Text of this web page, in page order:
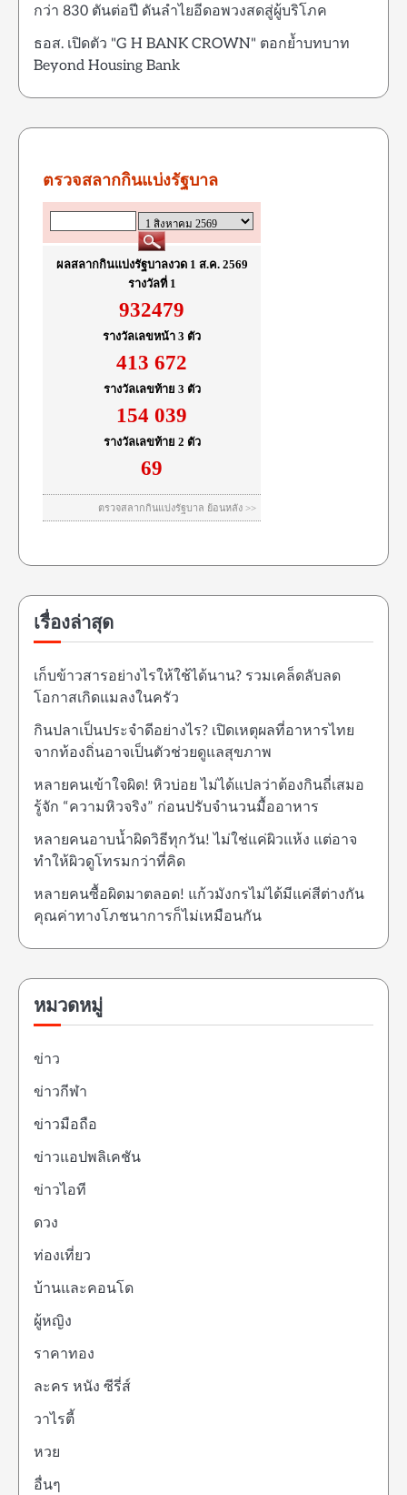
กว่า 830 ตันต่อปี ดันลำไยอีดอพวงสดสู่ผู้บริโภค
ธอส. เปิดตัว "G H BANK CROWN" ตอกย้ำบทบาท
Beyond Housing Bank
เรื่องล่าสุด
เก็บข้าวสารอย่างไรให้ใช้ได้นาน? รวมเคล็ดลับลด
โอกาสเกิดแมลงในครัว
กินปลาเป็นประจำดีอย่างไร? เปิดเหตุผลที่อาหารไทย
จากท้องถิ่นอาจเป็นตัวช่วยดูแลสุขภาพ
หลายคนเข้าใจผิด! หิวบ่อย ไม่ได้แปลว่าต้องกินถี่เสมอ
รู้จัก “ความหิวจริง” ก่อนปรับจำนวนมื้ออาหาร
หลายคนอาบน้ำผิดวิธีทุกวัน! ไม่ใช่แค่ผิวแห้ง แต่อาจ
ทำให้ผิวดูโทรมกว่าที่คิด
หลายคนซื้อผิดมาตลอด! แก้วมังกรไม่ได้มีแค่สีต่างกัน
คุณค่าทางโภชนาการก็ไม่เหมือนกัน
หมวดหมู่
ข่าว
ข่าวกีฬา
ข่าวมือถือ
ข่าวแอปพลิเคชัน
ข่าวไอที
ดวง
ท่องเที่ยว
บ้านและคอนโด
ผู้หญิง
ราคาทอง
ละคร หนัง ซีรี่ส์
วาไรตี้
หวย
อื่นๆ